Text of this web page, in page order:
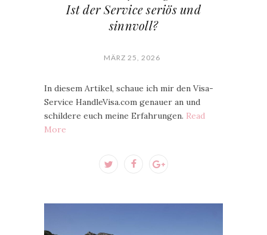
Ist der Service seriös und
sinnvoll?
MÄRZ 25, 2026
In diesem Artikel, schaue ich mir den Visa-
Service HandleVisa.com genauer an und
schildere euch meine Erfahrungen. Read
More